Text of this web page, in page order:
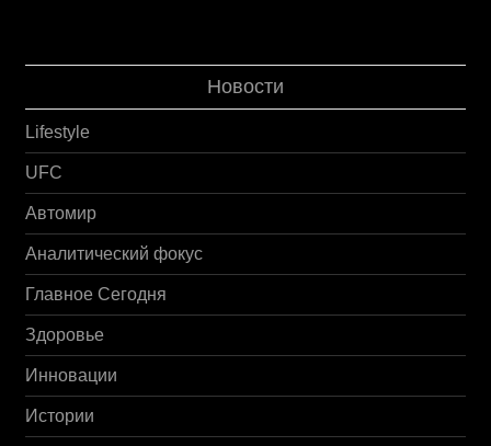
Новости
Lifestyle
UFC
Автомир
Аналитический фокус
Главное Сегодня
Здоровье
Инновации
Истории